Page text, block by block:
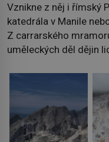
Vznikne z něj i římský
katedrála v Manile
Z carrarského
uměleckých děl dějin